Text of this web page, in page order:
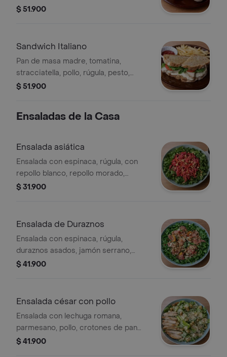
romana, pollo, parmessano y crutones
casa o papas a la francesa.
$ 51.900
Sandwich Italiano
Pan de masa madre, tomatina,
stracciatella, pollo, rúgula, pesto,
tomate y reducción de vinagre
francesa.
$ 51.900
Ensaladas de la Casa
Ensalada asiática
Ensalada con espinaca, rúgula, con
repollo blanco, repollo morado,
zanahoria y pepino encurtidos,
$ 31.900
Ensalada de Duraznos
Ensalada con espinaca, rúgula,
duraznos asados, jamón serrano,
nueces caramelizadas, queso feta,
$ 41.900
Ensalada césar con pollo
Ensalada con lechuga romana,
parmesano, pollo, crotones de pan
masa madre, salsa césar fit a base de
$ 41.900